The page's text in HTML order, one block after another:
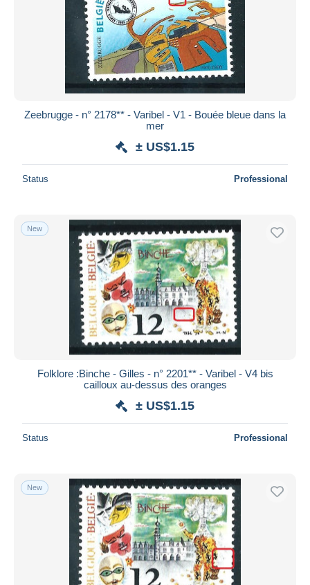
Zeebrugge - n° 2178** - Varibel - V1 - Bouée bleue dans la
mer
± US$1.15
Status Professional
New
Folklore :Binche - Gilles - n° 2201** - Varibel - V4 bis
cailloux au-dessus des oranges
± US$1.15
Status Professional
New